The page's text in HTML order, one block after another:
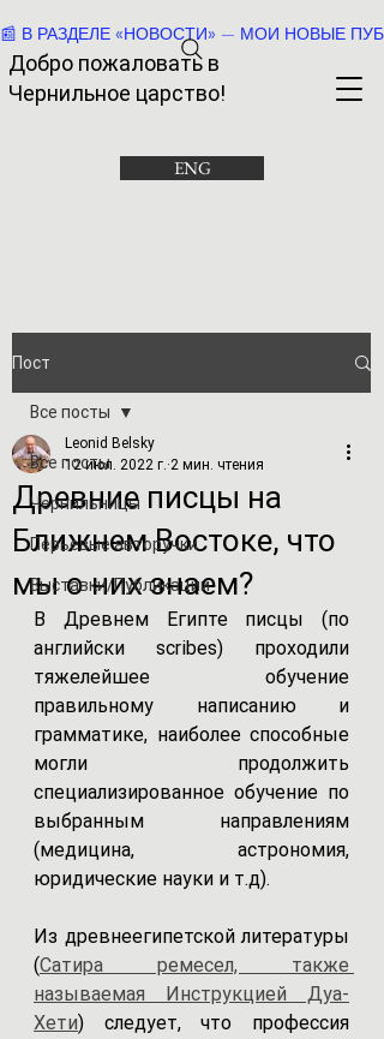
Добро пожаловать в
Чернильное царство!
ENG
📰 В РАЗДЕЛЕ «НОВОСТИ» — МОИ НОВЫЕ
Пост
Все посты
Чернильницы
Перьевые авторучки
Выставки/Публикации
Все посты
Древние писцы на
Ближнем Востоке, что
мы о них знаем?
Leonid Belsky
12 июл. 2022 г. 2 мин. чтения
В Древнем Египте писцы (по
английски scribes) проходили
тяжелейшее обучение
правильному написанию и
грамматике, наиболее способные
могли продолжить
специализированное обучение по
выбранным направлениям
(медицина, астрономия,
юридические науки и т.д).
Из древнеегипетской литературы
(Сатира ремесел, также
называемая Инструкцией Дуа-
Хети) следует, что профессия